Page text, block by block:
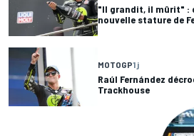
"Il grandit, il mûrit" :
nouvelle stature de
MOTOGP1 j
Raúl Fernández
Trackhouse